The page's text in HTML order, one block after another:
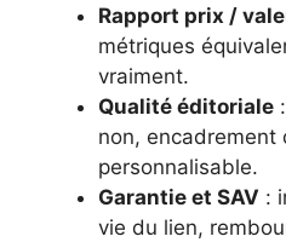
Rapport prix /
métriques
vraiment.
Qualité éditoriale
non, encadrement
personnalisable.
Garantie et SAV :
vie du lien,